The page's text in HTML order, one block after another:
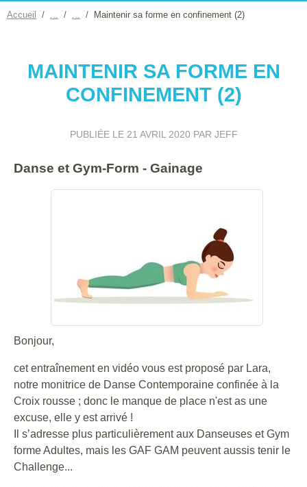
Accueil Maintenir sa forme en confinement (2)
MAINTENIR SA FORME EN
CONFINEMENT (2)
PUBLIÉE LE 21 AVRIL 2020 PAR JEFF
Danse et Gym-Form - Gainage
Bonjour,
cet entraînement en vidéo vous est proposé par Lara,
notre monitrice de Danse Contemporaine confinée à la
Croix rousse ; donc le manque de place n'est as une
excuse, elle y est arrivé !
Il s’adresse plus particulièrement aux Danseuses et Gym
forme Adultes, mais les GAF GAM peuvent aussis tenir le
Challenge...